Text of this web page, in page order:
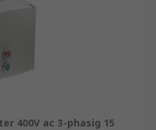
400V ac 3-phasig 15